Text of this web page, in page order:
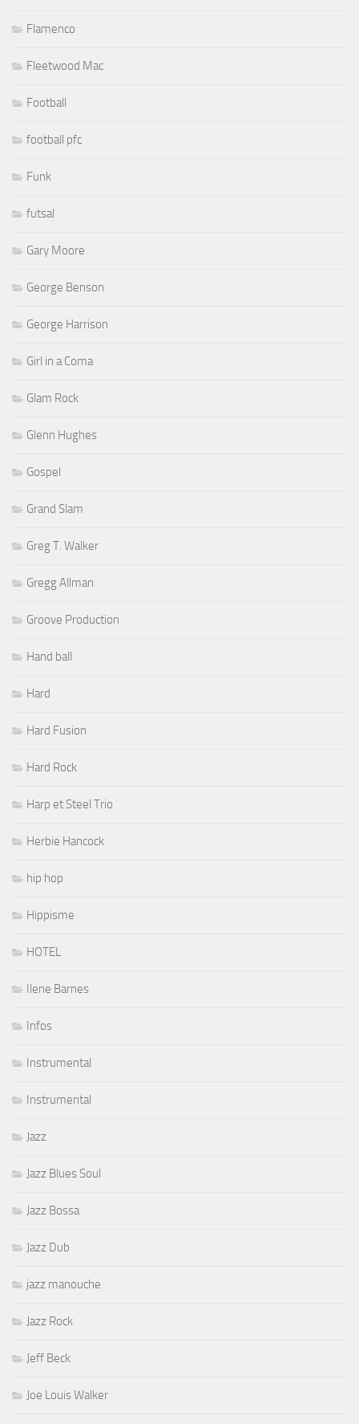
Flamenco
Fleetwood Mac
Football
football pfc
Funk
futsal
Gary Moore
George Benson
George Harrison
Girl in a Coma
Glam Rock
Glenn Hughes
Gospel
Grand Slam
Greg T. Walker
Gregg Allman
Groove Production
Hand ball
Hard
Hard Fusion
Hard Rock
Harp et Steel Trio
Herbie Hancock
hip hop
Hippisme
HOTEL
Ilene Barnes
Infos
Instrumental
Instrumental
Jazz
Jazz Blues Soul
Jazz Bossa
Jazz Dub
jazz manouche
Jazz Rock
Jeff Beck
Joe Louis Walker